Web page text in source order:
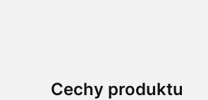
Cechy produktu